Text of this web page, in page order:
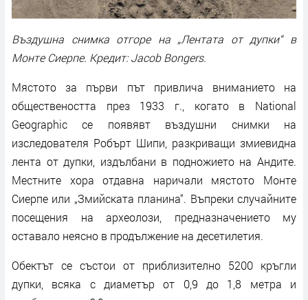
Въздушна снимка отгоре на „Лентата от дупки“ в
Монте Сиерпе. Кредит: Jacob Bongers.
Мястото за първи път привлича вниманието на
обществеността през 1933 г., когато в National
Geographic се появявт въздушни снимки на
изследователя Робърт Шипи, разкриващи змиевидна
лента от дупки, издълбани в подножието на Андите.
Местните хора отдавна наричали мястото Монте
Сиерпе или „Змийската планина“. Въпреки случайните
посещения на археолози, предназначението му
оставало неясно в продължение на десетилетия.
Обектът се състои от приблизително 5200 кръгли
дупки, всяка с диаметър от 0,9 до 1,8 метра и